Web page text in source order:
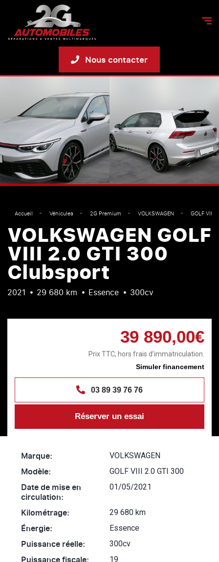
Nous contacter
Accueil Véhicules 2G Premium VOLKSWAGEN GOLF VIII
VOLKSWAGEN GOLF
VIII 2.0 GTI 300
Clubsport
2021 29 680 km Essence 300cv
39 890,00€
Prix TTC, hors frais d’immatriculation.
Simuler financement
03 89 39 76 76
Réserver un essai
Marque: VOLKSWAGEN
Modèle: GOLF VIII 2.0 GTI 300
Date de mise en
circulation:
01/05/2021
Kilométrage: 29 680 km
Énergie: Essence
Puissance réelle: 300cv
Puissance fiscale: 19